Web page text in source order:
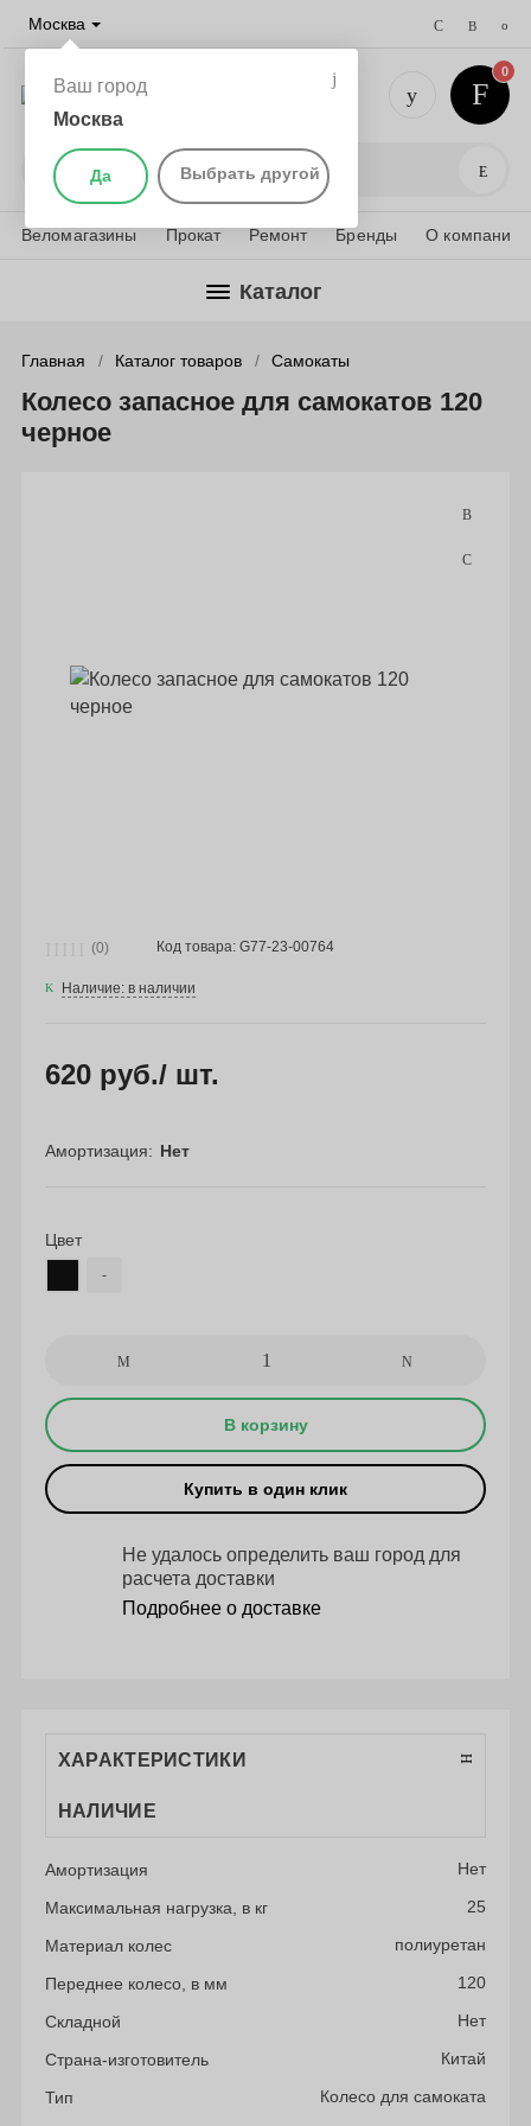
Москва
Ваш город
Москва
Да Выбрать другой Поиск
+7 (495)
0
Веломагазины Прокат Ремонт Бренды О компании
Каталог
Главная Каталог товаров Самокаты
Колесо запасное для самокатов 120
черное
(0) Код товара: G77-23-00764
Наличие: в наличии
620 руб./ шт.
Амортизация Нет
Цвет
-
В корзину
Купить в один клик
Не удалось определить ваш город для
расчета доставки
Подробнее о доставке
ХАРАКТЕРИСТИКИ
НАЛИЧИЕ
Амортизация Нет
Максимальная нагрузка, в кг 25
Материал колес полиуретан
Переднее колесо, в мм 120
Складной Нет
Страна-изготовитель Китай
Тип Колесо для самоката